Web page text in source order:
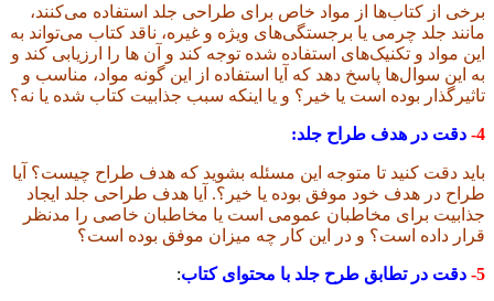
برخی از کتاب‌ها از مواد خاص برای طراحی جلد استفاده می‌کنند،
مانند جلد چرمی یا برجستگی‌های ویژه و غیره، ناقد کتاب می‌تواند به
این مواد و تکنیک‌های استفاده شده توجه کند و آن ها را ارزیابی کند و
به این سوال‌ها پاسخ دهد که آیا استفاده از این گونه مواد، مناسب و
تاثیرگذار بوده است یا خیر؟ و یا اینکه سبب جذابیت کتاب شده یا نه؟
4- دقت در هدف طراح جلد:
باید دقت کنید تا متوجه این مسئله بشوید که هدف طراح چیست؟ آیا
طراح در هدف خود موفق بوده یا خیر؟. آیا هدف طراحی جلد ایجاد
جذابیت برای مخاطبان عمومی است یا مخاطبان خاصی را مدنظر
قرار داده است؟ و در این کار چه میزان موفق بوده است؟
5- دقت در تطابق طرح جلد با محتوای کتاب: